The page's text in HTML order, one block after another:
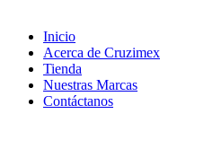
Inicio
Acerca de Cruzimex
Tienda
Nuestras Marcas
Contáctanos